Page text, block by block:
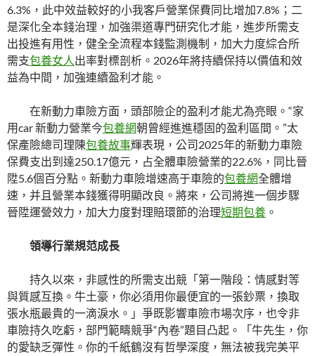
6.3%，此中效益較好的小我客戶營業保費同比增加7.8%；二
是深化全本錢治理，加強渠道專門研究化才能，進步所需支
出投進有用性，健全全流程本錢監測機制，加大力度綜合所
需支包養女人出率對標剖析。2026年將持續保持以價值和效
益為中間，加強連續盈利才能。
在新動力車險方面，頭部險企的盈利才能尤為亮眼。“家
用car 新動力營業今包養網朝曾經進進穩固的盈利區間。”太
保產險總司理陳包養故事輝表現，公司2025年的新動力車險
保費支出到達250.17億元，占全體車險營業的22.6%，同比晉
陞5.6個百分點。新動力車險增速高于車險的包養網全體增
速，并且營業本錢獲得明顯改良。將來，公司將進一個步驟
晉陞運營效力，加大力度對理賠環節的治理短期包養 。
領導行業規范成長
持久以來，非感性的所需支出競「第一階段：情感對等
與質感互換。牛土豪，你必須用你最便宜的一張鈔票，換取
張水瓶最貴的一滴淚水。」爭既影響車險市場次序，也令非
車險持久吃虧，部門範疇競爭“內卷”題目凸起。「牛先生，你
的愛缺乏彈性。你的千紙鶴沒有哲學深度，無法被我完美平